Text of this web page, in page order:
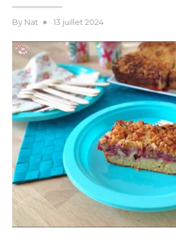
By Nat
Posted
13 juillet 2024